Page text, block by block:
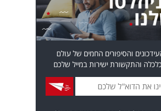
והסיפורים החמים של עולם
והתקשורת ישירות במייל שלכם